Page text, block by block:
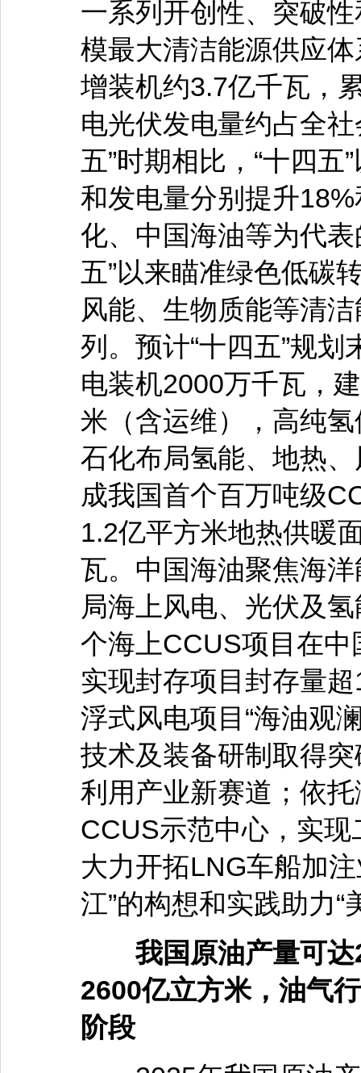
一系列开创性、突破
模最大清洁能源供应
增装机约3.7亿千瓦，
电光伏发电量约占全
五”时期相比，“十四
和发电量分别提升
化、中国海油等为代
五”以来瞄准绿色低碳
风能、生物质能等清
列。预计“十四五”规
电装机2000万千瓦，
米（含运维），高纯
石化布局氢能、地热
成我国首个百万吨级
1.2亿平方米地热供暖
瓦。中国海油聚焦海
局海上风电、光伏及
个海上CCUS项目在
实现封存项目封存量
浮式风电项目“海油观
技术及装备研制取得
利用产业新赛道；依
CCUS示范中心，实
大力开拓LNG车船加注
江”的构想和实践助力“
我国原油产量可达
2600亿立方米，油气
阶段